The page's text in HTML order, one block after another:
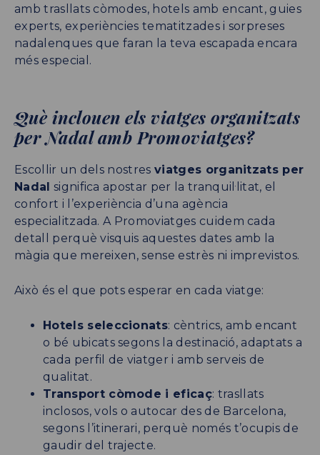
amb trasllats còmodes, hotels amb encant, guies
experts, experiències tematitzades i sorpreses
nadalenques que faran la teva escapada encara
més especial.
Què inclouen els viatges organitzats
per Nadal amb Promoviatges?
Escollir un dels nostres viatges organitzats per
Nadal significa apostar per la tranquil·litat, el
confort i l’experiència d’una agència
especialitzada. A Promoviatges cuidem cada
detall perquè visquis aquestes dates amb la
màgia que mereixen, sense estrès ni imprevistos.
Això és el que pots esperar en cada viatge:
Hotels seleccionats: cèntrics, amb encant
o bé ubicats segons la destinació, adaptats a
cada perfil de viatger i amb serveis de
qualitat.
Transport còmode i eficaç: trasllats
inclosos, vols o autocar des de Barcelona,
segons l’itinerari, perquè només t’ocupis de
gaudir del trajecte.